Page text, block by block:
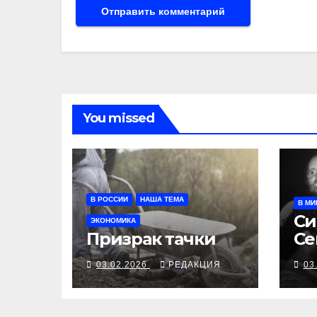
You missed
В РОССИИ НАША ТЕМА
ЭКОНОМИКА
Призрак тачки
03.02.2026 РЕДАКЦИЯ
В